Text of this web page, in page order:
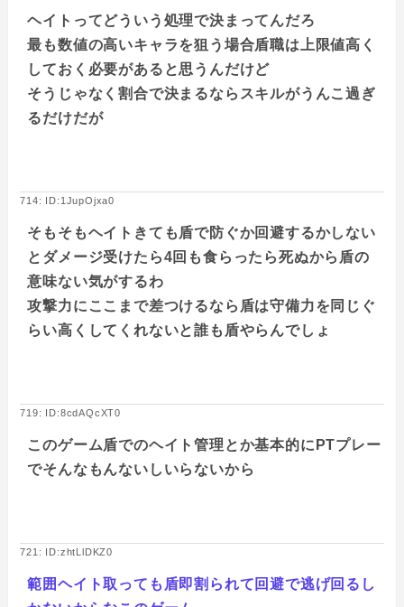
ヘイトってどういう処理で決まってんだろ
最も数値の高いキャラを狙う場合盾職は上限値高く
しておく必要があると思うんだけど
そうじゃなく割合で決まるならスキルがうんこ過ぎ
るだけだが
714: ID:1JupOjxa0
そもそもヘイトきても盾で防ぐか回避するかしない
とダメージ受けたら4回も食らったら死ぬから盾の
意味ない気がするわ
攻撃力にここまで差つけるなら盾は守備力を同じぐ
らい高くしてくれないと誰も盾やらんでしょ
719: ID:8cdAQcXT0
このゲーム盾でのヘイト管理とか基本的にPTプレー
でそんなもんないしいらないから
721: ID:zhtLlDKZ0
範囲ヘイト取っても盾即割られて回避で逃げ回るし